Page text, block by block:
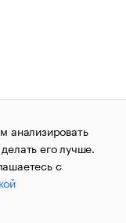
прав
Сообщения
«РБК»
надзору в сфере
номером ИА
Отдельные
анализировать
его лучше.
с